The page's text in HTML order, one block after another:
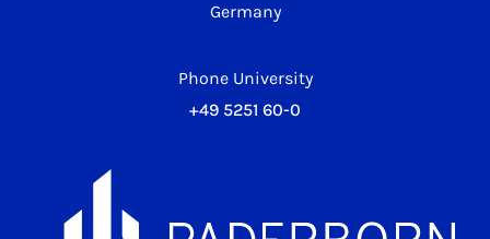
Germany
Phone University
+49 5251 60-0